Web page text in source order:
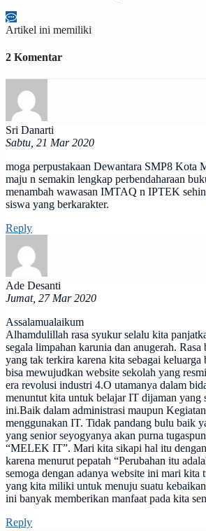
Artikel ini memiliki
2 Komentar
Sri Danarti
Sabtu, 21 Mar 2020
moga perpustakaan Dewantara SMP8 Kota
maju n semakin lengkap perbendaharaan
menambah wawasan IMTAQ n IPTEK
siswa yang berkarakter.
Reply
Ade Desanti
Jumat, 27 Mar 2020
Assalamualaikum
Alhamdulillah rasa syukur selalu kita
segala limpahan karunia dan anugerah. Rasa
yang tak terkira karena kita sebagai
bisa mewujudkan website sekolah yang
era revolusi industri 4.O utamanya dalam
menuntut kita untuk belajar IT dijaman yang
ini.Baik dalam administrasi maupun
menggunakan IT. Tidak pandang bulu baik
yang senior seyogyanya akan purna
“MELEK IT”. Mari kita sikapi hal itu
karena menurut pepatah “Perubahan itu
semoga dengan adanya website ini mari kita
yang kita miliki untuk menuju suatu
ini banyak memberikan manfaat pada kita
Reply